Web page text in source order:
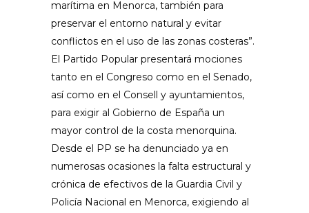
marítima en Menorca, también para
preservar el entorno natural y evitar
conflictos en el uso de las zonas costeras”.
El Partido Popular presentará mociones
tanto en el Congreso como en el Senado,
así como en el Consell y ayuntamientos,
para exigir al Gobierno de España un
mayor control de la costa menorquina.
Desde el PP se ha denunciado ya en
numerosas ocasiones la falta estructural y
crónica de efectivos de la Guardia Civil y
Policía Nacional en Menorca, exigiendo al